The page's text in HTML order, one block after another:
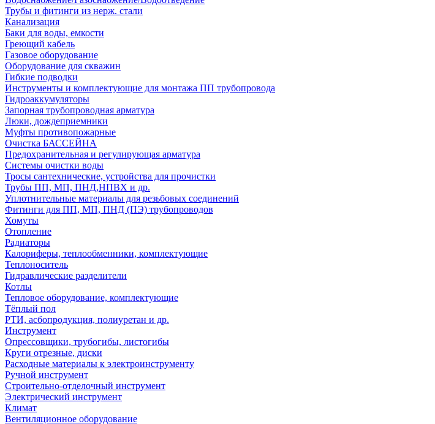
Трубы и фитинги из нерж. стали
Канализация
Баки для воды, емкости
Греющий кабель
Газовое оборудование
Оборудование для скважин
Гибкие подводки
Инструменты и комплектующие для монтажа ПП трубопровода
Гидроаккумуляторы
Запорная трубопроводная арматура
Люки, дождеприемники
Муфты противопожарные
Очистка БАССЕЙНА
Предохранительная и регулирующая арматура
Системы очистки воды
Тросы сантехнические, устройства для прочистки
Трубы ПП, МП, ПНД,НПВХ и др.
Уплотнительные материалы для резьбовых соединений
Фитинги для ПП, МП, ПНД (ПЭ) трубопроводов
Хомуты
Отопление
Радиаторы
Калориферы, теплообменники, комплектующие
Теплоноситель
Гидравлические разделители
Котлы
Тепловое оборудование, комплектующие
Тёплый пол
РТИ, асбопродукция, полиуретан и др.
Инструмент
Опрессовщики, трубогибы, листогибы
Круги отрезные, диски
Расходные материалы к электроинструменту
Ручной инструмент
Строительно-отделочный инструмент
Электрический инструмент
Климат
Вентиляционное оборудование